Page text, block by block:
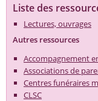
Liste des
Lectures, ouvrages
Autres ressources
Accompagnement
Associations de
Centres funéraires
CLSC